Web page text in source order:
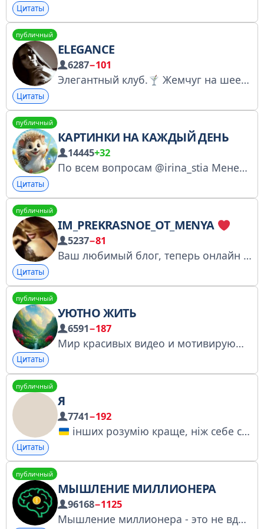
Цитаты
публичный
ELEGANCE
6287−101
Элегантный клуб. Жемчуг на шее императриц. Автор: @maria_flerey Литературный салон: https://boosty.to/elegance_mariaflerey
Цитаты
публичный
КАРТИНКИ НА КАЖДЫЙ ДЕНЬ
14445+32
По всем вопросам @irina_stia Менеджеры: @Okcana_Gr @katama06 @Goldbreakfast_agency @FMarina1207 РКН: https://clck.ru/3RRYA9
Цитаты
публичный
IM_PREKRASNOE_OT_MENYA
5237−81
Ваш любимый блог, теперь онлайн 24/7
Цитаты
публичный
УЮТНО ЖИТЬ
6591−187
Мир красивых видео и мотивирующих цитат. По вопросам рекламы: @Essuull По всем вопросам: @fflein
Цитаты
публичный
Я
7741−192
інших розумію краще, ніж себе creators: @xixixiaxaxa x @moonlyou реклама: @additssallaboutme запропонувати свої варіанти фраз ви можете за цим посиланням: https://t.me/IncogNoteBot?start=pfiypq5nsl ідея каналу захищена авторськими правами.
Цитаты
публичный
МЫШЛЕНИЕ МИЛЛИОНЕРА
96168−1125
Мышление миллионера - это не вдохновение, а бизнес система Реклама: @DmitriyMillionaire В перечне РКН - https://clck.ru/3MP6xw Биржа - https://telega.in/c/millionaire_thinks